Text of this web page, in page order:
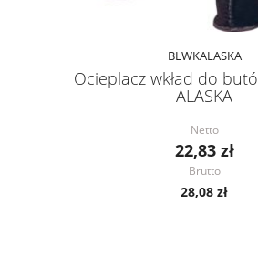
BLWKALASKA
Ocieplacz wkład do
ALASKA
Netto
22,83 zł
Brutto
28,08 zł